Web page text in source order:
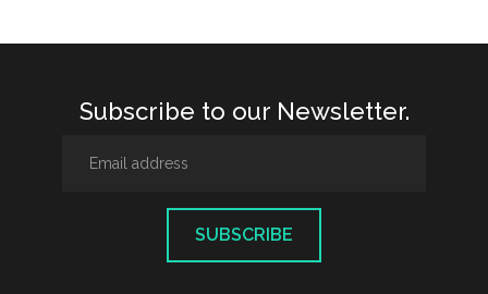
Subscribe to our Newsletter.
SUBSCRIBE